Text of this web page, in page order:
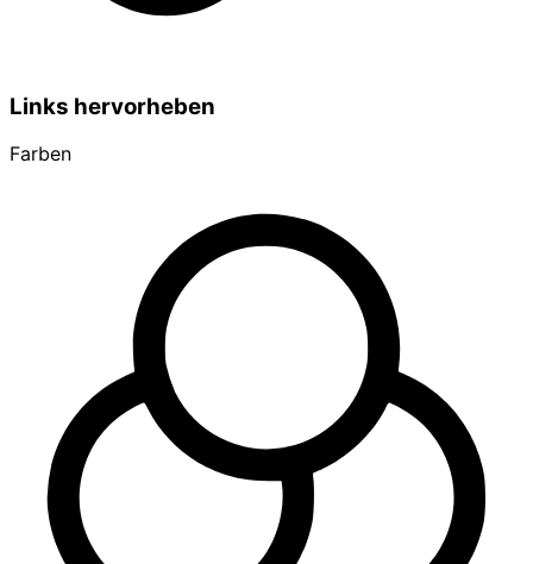
Links hervorheben
Farben